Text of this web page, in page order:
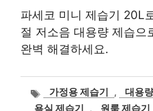
파세코 미니 제습기 20L
절 저소음 대용량 제습으
완벽 해결하세요.
태
그
가정용 제습기 , 대용
욕실 제습기
, 원룸 제습기